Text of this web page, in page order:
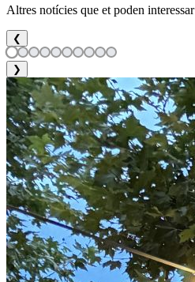
Altres notícies que et poden interessar
❮
❯